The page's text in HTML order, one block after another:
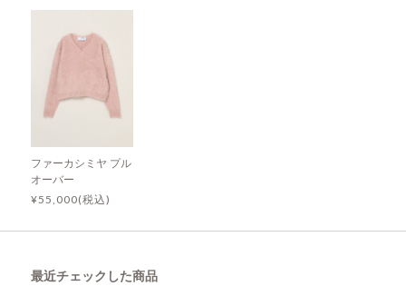
ファーカシミヤ プル
オーバー
¥55,000(税込)
最近チェックした商品